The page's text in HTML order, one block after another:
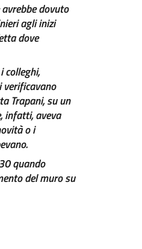
dovuto
agli inizi
dove
colleghi,
verificavano
Trapani, su un
infatti, aveva
o i
quando
del muro su